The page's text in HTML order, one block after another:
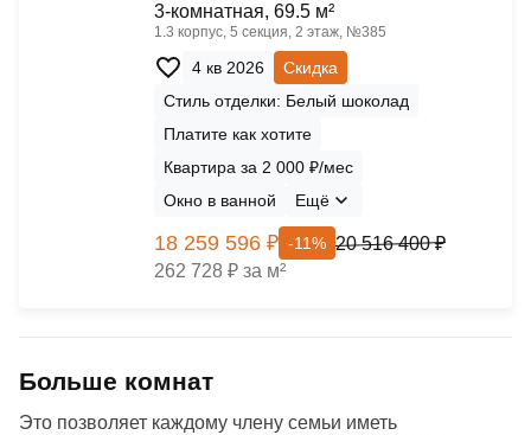
3-комнатная, 69.5 м²
1.3 корпус, 5 секция, 2 этаж, №385
4 кв 2026
Скидка
Стиль отделки: Белый шоколад
Платите как хотите
Квартира за 2 000 ₽/мес
Окно в ванной
Ещё
18 259 596 ₽ -11% 20 516 400 ₽
262 728 ₽ за м²
Больше комнат
Это позволяет каждому члену семьи иметь